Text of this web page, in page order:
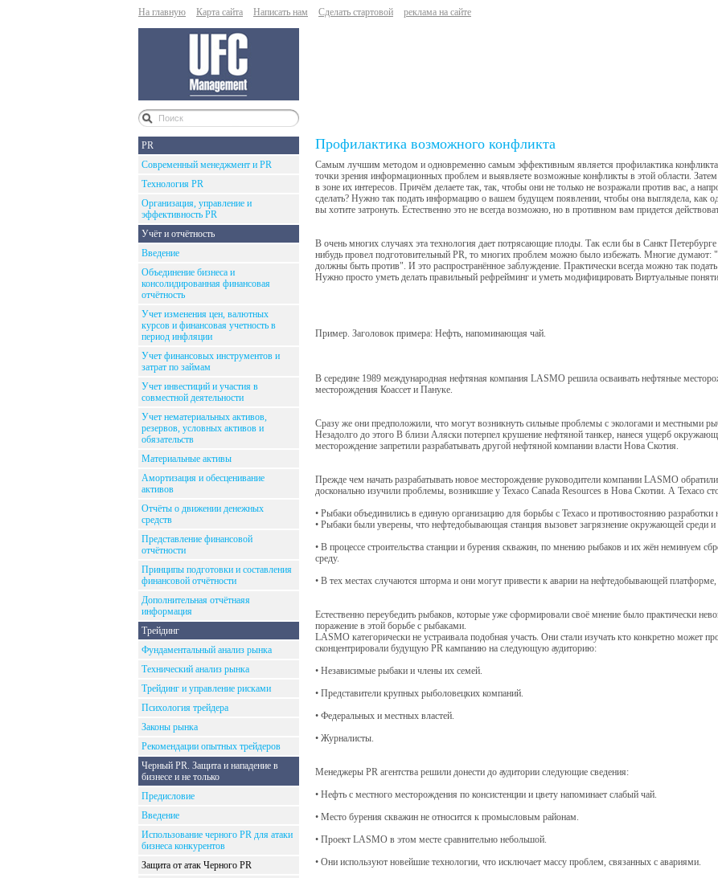
На главную Карта сайта Написать нам Сделать стартовой реклама на сайте
PR
Современный менеджмент и PR
Технология PR
Организация, управление и
эффективность PR
Учёт и отчётность
Введение
Объединение бизнеса и
консолидированная финансовая
отчётность
Учет изменения цен, валютных
курсов и финансовая учетность в
период инфляции
Учет финансовых инструментов и
затрат по займам
Учет инвестиций и участия в
совместной деятельности
Учет нематериальных активов,
резервов, условных активов и
обязательств
Материальные активы
Амортизация и обесценивание
активов
Отчёты о движении денежных
средств
Представление финансовой
отчётности
Принципы подготовки и составления
финансовой отчётности
Дополнительная отчётнаяя
информация
Трейдинг
Фундаментальный анализ рынка
Технический анализ рынка
Трейдинг и управление рисками
Психология трейдера
Законы рынка
Рекомендации опытных трейдеров
Черный PR. Защита и нападение в
бизнесе и не только
Предисловие
Введение
Использование черного PR для атаки
бизнеса конкурентов
Защита от атак Черного PR
Профилактика возможного конфликта
Самым лучшим методом и одновременно самым эффективным является профилактика
точки зрения информационных проблем и выявляете возможные конфликты в этой области.
в зоне их интересов. Причём делаете так, так, чтобы они не только не возражали против вас, а
сделать? Нужно так подать информацию о вашем будущем появлении, чтобы она выглядела, как
вы хотите затронуть. Естественно это не всегда возможно, но в противном вам придется
В очень многих случаях эта технология дает потрясающие плоды. Так если бы в Санкт
нибудь провел подготовительный PR, то многих проблем можно было избежать. Многие думают:
должны быть против". И это распространённое заблуждение. Практически всегда можно так
Нужно просто уметь делать правильный рефрейминг и уметь модифицировать Виртуальные
Пример. Заголовок примера: Нефть, напоминающая чай.
В середине 1989 международная нефтяная компания LASMO решила осваивать нефтяные
месторождения Коассет и Пануке.
Сразу же они предположили, что могут возникнуть сильные проблемы с экологами и местными
Незадолго до этого В близи Аляски потерпел крушение нефтяной танкер, нанеся ущерб
месторождение запретили разрабатывать другой нефтяной компании власти Нова Скотия.
Прежде чем начать разрабатывать новое месторождение руководители компании LASMO
досконально изучили проблемы, возникшие у Texaco Canada Resources в Нова Скотии. А Texaco
• Рыбаки объединились в единую организацию для борьбы с Texaco и противостоянию
• Рыбаки были уверены, что нефтедобывающая станция вызовет загрязнение окружающей среди и
• В процессе строительства станции и бурения скважин, по мнению рыбаков и их жён неминуем
среду.
• В тех местах случаются шторма и они могут привести к аварии на нефтедобывающей платформе,
Естественно переубедить рыбаков, которые уже сформировали своё мнение было практически
поражение в этой борьбе с рыбаками.
LASMO категорически не устраивала подобная участь. Они стали изучать кто конкретно может
сконцентрировали будущую PR кампанию на следующую аудиторию:
• Независимые рыбаки и члены их семей.
• Представители крупных рыболовецких компаний.
• Федеральных и местных властей.
• Журналисты.
Менеджеры PR агентства решили донести до аудитории следующие сведения:
• Нефть с местного месторождения по консистенции и цвету напоминает слабый чай.
• Место бурения скважин не относится к промысловым районам.
• Проект LASMO в этом месте сравнительно небольшой.
• Они используют новейшие технологии, что исключает массу проблем, связанных с авариями.